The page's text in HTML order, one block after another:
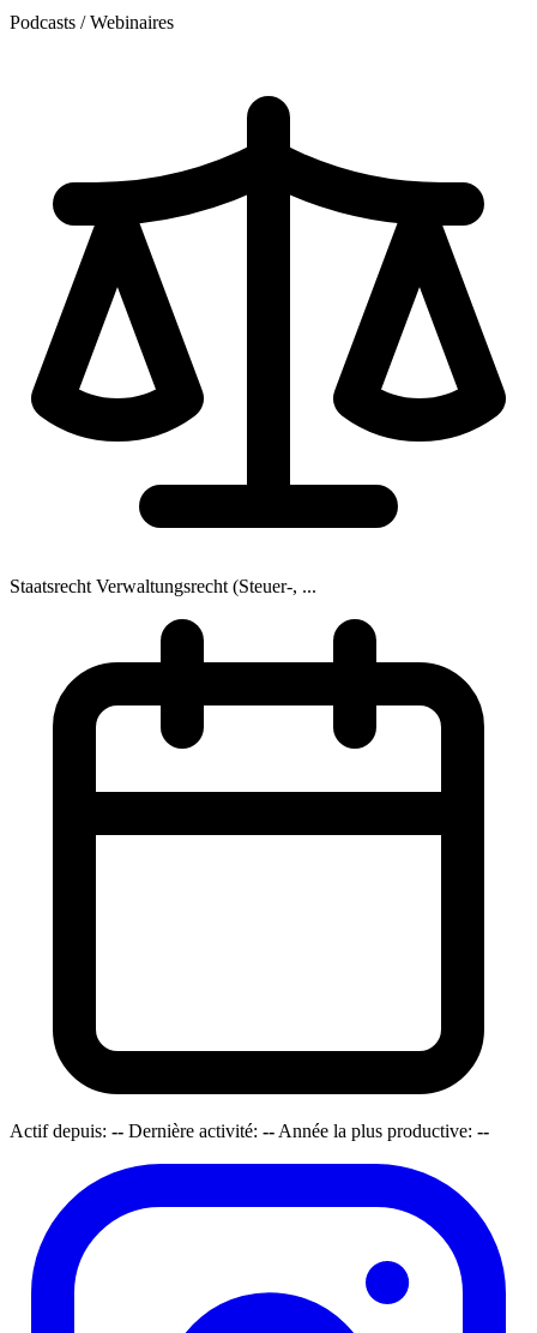
Podcasts / Webinaires
Staatsrecht Verwaltungsrecht (Steuer-, ...
Actif depuis: -- Dernière activité: -- Année la plus productive: --